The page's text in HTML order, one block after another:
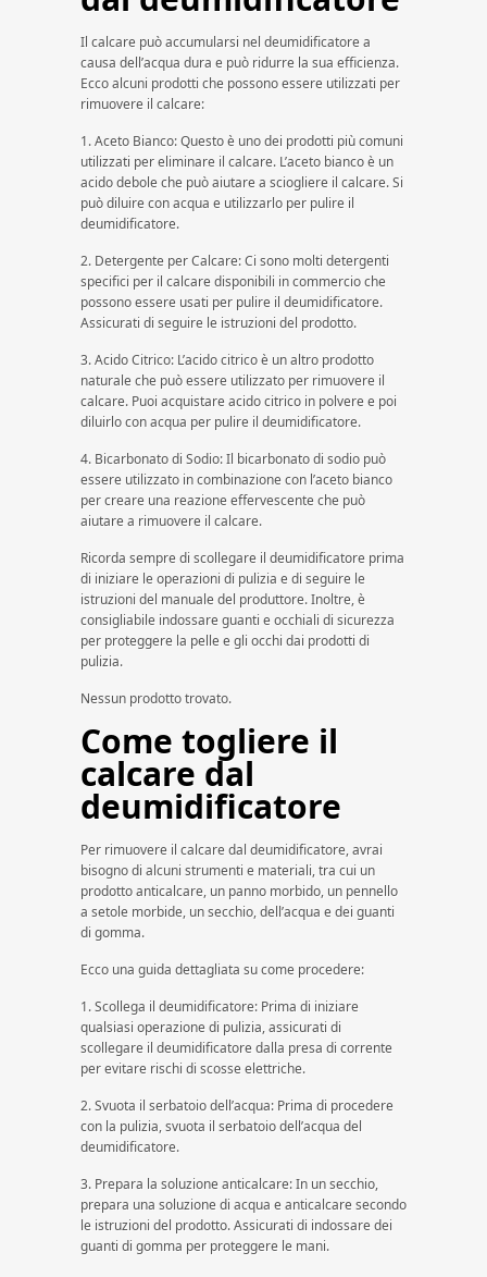
Il calcare può accumularsi nel deumidificatore a
causa dell’acqua dura e può ridurre la sua efficienza.
Ecco alcuni prodotti che possono essere utilizzati per
rimuovere il calcare:
1. Aceto Bianco: Questo è uno dei prodotti più comuni
utilizzati per eliminare il calcare. L’aceto bianco è un
acido debole che può aiutare a sciogliere il calcare. Si
può diluire con acqua e utilizzarlo per pulire il
deumidificatore.
2. Detergente per Calcare: Ci sono molti detergenti
specifici per il calcare disponibili in commercio che
possono essere usati per pulire il deumidificatore.
Assicurati di seguire le istruzioni del prodotto.
3. Acido Citrico: L’acido citrico è un altro prodotto
naturale che può essere utilizzato per rimuovere il
calcare. Puoi acquistare acido citrico in polvere e poi
diluirlo con acqua per pulire il deumidificatore.
4. Bicarbonato di Sodio: Il bicarbonato di sodio può
essere utilizzato in combinazione con l’aceto bianco
per creare una reazione effervescente che può
aiutare a rimuovere il calcare.
Ricorda sempre di scollegare il deumidificatore prima
di iniziare le operazioni di pulizia e di seguire le
istruzioni del manuale del produttore. Inoltre, è
consigliabile indossare guanti e occhiali di sicurezza
per proteggere la pelle e gli occhi dai prodotti di
pulizia.
Nessun prodotto trovato.
Come togliere il
calcare dal
deumidificatore
Per rimuovere il calcare dal deumidificatore, avrai
bisogno di alcuni strumenti e materiali, tra cui un
prodotto anticalcare, un panno morbido, un pennello
a setole morbide, un secchio, dell’acqua e dei guanti
di gomma.
Ecco una guida dettagliata su come procedere:
1. Scollega il deumidificatore: Prima di iniziare
qualsiasi operazione di pulizia, assicurati di
scollegare il deumidificatore dalla presa di corrente
per evitare rischi di scosse elettriche.
2. Svuota il serbatoio dell’acqua: Prima di procedere
con la pulizia, svuota il serbatoio dell’acqua del
deumidificatore.
3. Prepara la soluzione anticalcare: In un secchio,
prepara una soluzione di acqua e anticalcare secondo
le istruzioni del prodotto. Assicurati di indossare dei
guanti di gomma per proteggere le mani.